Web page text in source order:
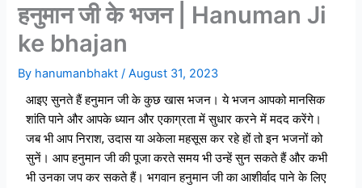
हनुमान जी के भजन | Hanuman Ji
ke bhajan
By hanumanbhakt/August 31, 2023
आइए सुनते हैं हनुमान जी के कुछ खास भजन। ये भजन आपको मानसिक
शांति पाने और आपके ध्यान और एकाग्रता में सुधार करने में मदद करेंगे।
जब भी आप निराश, उदास या अकेला महसूस कर रहे हों तो इन भजनों को
सुनें। आप हनुमान जी की पूजा करते समय भी उन्हें सुन सकते हैं और कभी
भी उनका जप कर सकते हैं। भगवान हनुमान जी का आशीर्वाद पाने के लिए